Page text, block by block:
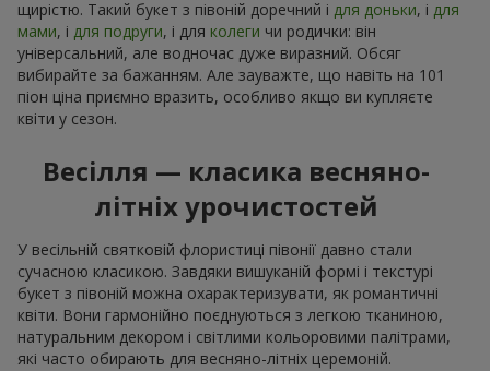
щирістю. Такий букет з півоній доречний і для доньки, і для
мами, і для подруги, і для колеги чи родички: він
універсальний, але водночас дуже виразний. Обсяг
вибирайте за бажанням. Але зауважте, що навіть на 101
піон ціна приємно вразить, особливо якщо ви купляєте
квіти у сезон.
Весілля — класика весняно-
літніх урочистостей
У весільній святковій флористиці півонії давно стали
сучасною класикою. Завдяки вишуканій формі і текстурі
букет з півоній можна охарактеризувати, як романтичні
квіти. Вони гармонійно поєднуються з легкою тканиною,
натуральним декором і світлими кольоровими палітрами,
які часто обирають для весняно-літніх церемоній.